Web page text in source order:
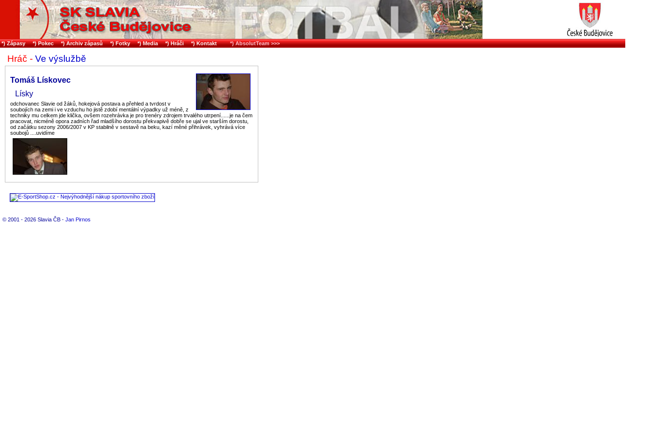
*) Zápasy *) Pokec *) Archiv zápasů *) Fotky *) Media *) Hráči *) Kontakt *) AbsolutTeam >>>
Hráč - Ve výslužbě
Tomáš Lískovec
Lísky
odchovanec Slavie od žáků, hokejová postava a přehled a tvrdost v
soubojích na zemi i ve vzduchu ho jistě zdobí mentální výpadky už méně, z
techniky mu celkem jde klička, ovšem rozehrávka je pro trenéry zdrojem trvalého utrpení......je na čem
pracovat, nicméně opora zadních řad mladšího dorostu překvapivě dobře se ujal ve starším dorostu,
od začátku sezony 2006/2007 v KP stabilně v sestavě na beku, kazí měné přihrávek, vyhrává více
soubojů ....uvidíme
© 2001 - 2026 Slavia ČB - Jan Pirnos